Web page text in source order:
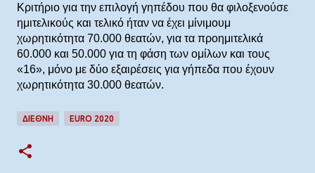
Κριτήριο για την επιλογή γηπέδου που θα φιλοξενούσε
ημιτελικούς και τελικό ήταν να έχει μίνιμουμ
χωρητικότητα 70.000 θεατών, για τα προημιτελικά
60.000 και 50.000 για τη φάση των ομίλων και τους
«16», μόνο με δύο εξαιρέσεις για γήπεδα που έχουν
χωρητικότητα 30.000 θεατών.
ΔΙΕΘΝΉ EURO 2020